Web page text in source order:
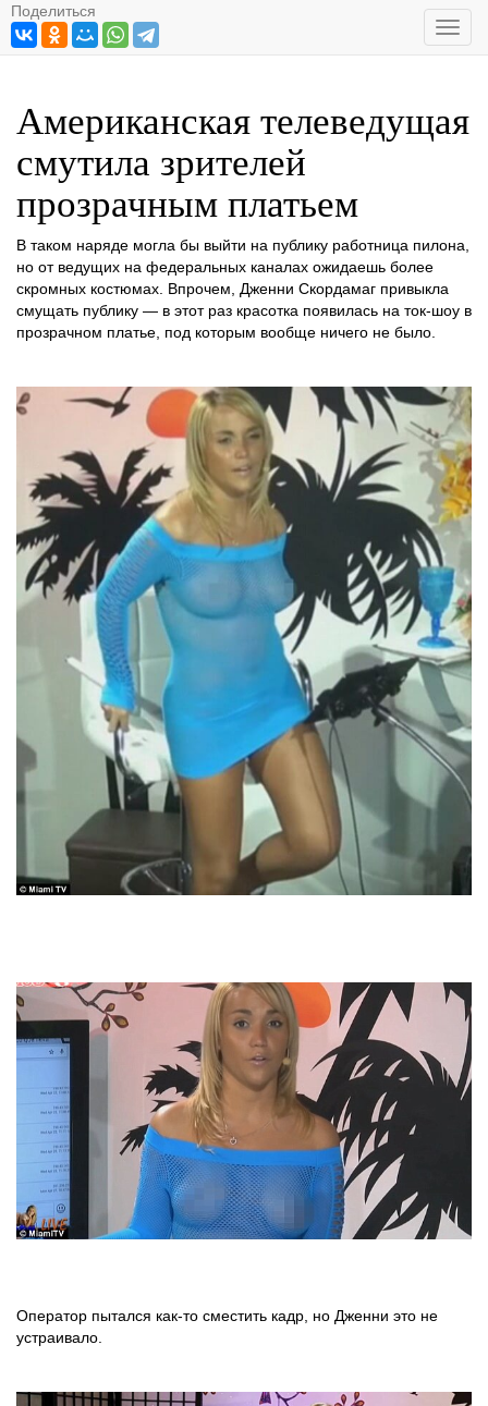
Поделиться
Американская телеведущая
смутила зрителей
прозрачным платьем
В таком наряде могла бы выйти на публику работница пилона,
но от ведущих на федеральных каналах ожидаешь более
скромных костюмах. Впрочем, Дженни Скордамаг привыкла
смущать публику — в этот раз красотка появилась на ток-шоу в
прозрачном платье, под которым вообще ничего не было.
Оператор пытался как-то сместить кадр, но Дженни это не
устраивало.